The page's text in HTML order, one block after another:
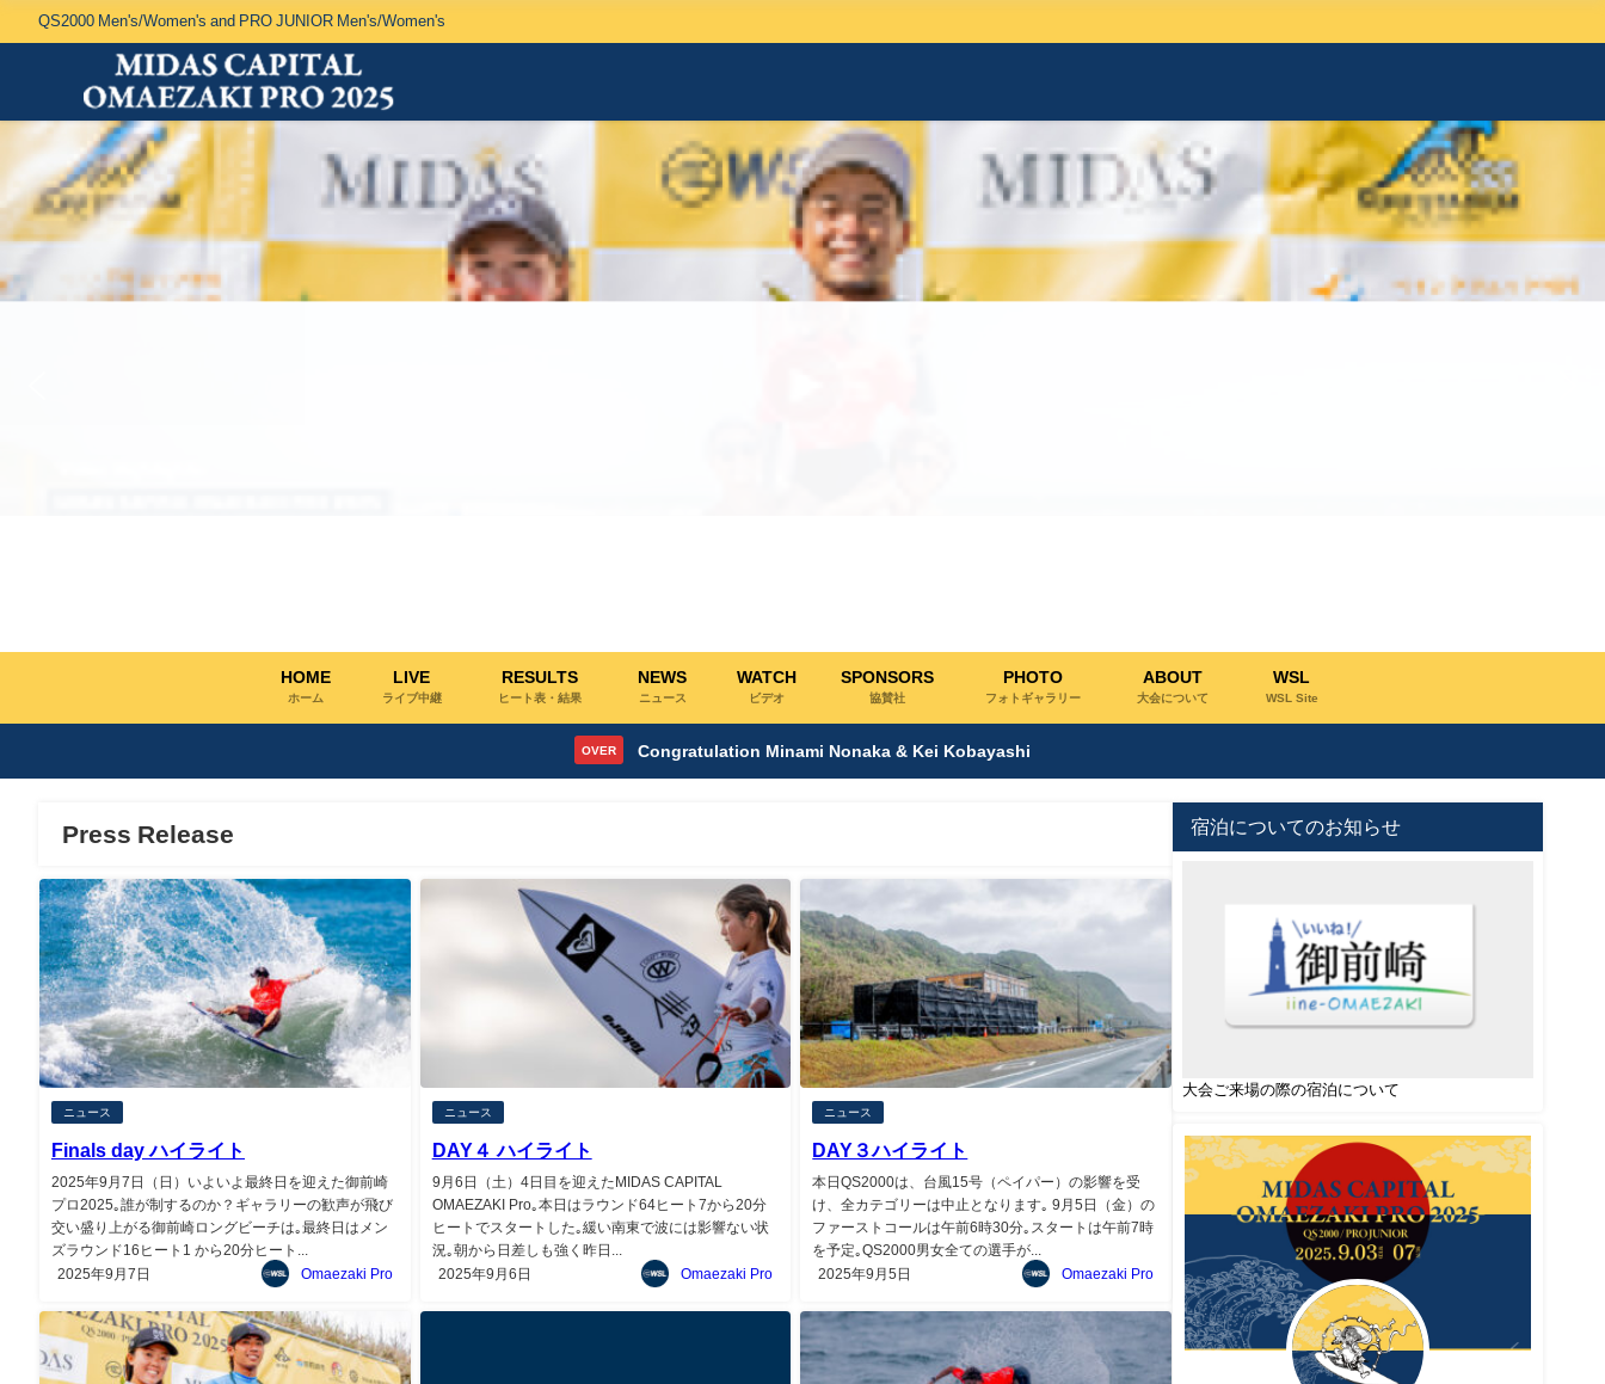
QS2000 Men's/Women's and PRO JUNIOR Men's/Women's
HOME
ホーム
LIVE
ライブ中継
RESULTS
ヒート表・結果
NEWS
ニュース
WATCH
ビデオ
SPONSORS
協賛社
PHOTO
フォトギャラリー
ABOUT
大会について
WSL
WSL Site
OVER Congratulation Minami Nonaka & Kei Kobayashi
Press Release
ニュース
Finals day ハイライト
2025年9月7日（日）いよいよ最終日を迎えた御前崎
プロ2025｡誰が制するのか？ギャラリーの歓声が飛び
交い盛り上がる御前崎ロングビーチは｡最終日はメン
ズラウンド16ヒート1 から20分ヒート...
2025年9月7日
Omaezaki Pro
ニュース
DAY４ ハイライト
9月6日（土）4日目を迎えたMIDAS CAPITAL
OMAEZAKI Pro｡本日はラウンド64ヒート7から20分
ヒートでスタートした｡緩い南東で波には影響ない状
況｡朝から日差しも強く昨日...
2025年9月6日
Omaezaki Pro
ニュース
DAY３ハイライト
本日QS2000は、台風15号（ペイパー）の影響を受
け、全カテゴリーは中止となります｡ 9月5日（金）の
ファーストコールは午前6時30分｡スタートは午前7時
を予定｡QS2000男女全ての選手が...
2025年9月5日
Omaezaki Pro
宿泊についてのお知らせ
大会ご来場の際の宿泊について